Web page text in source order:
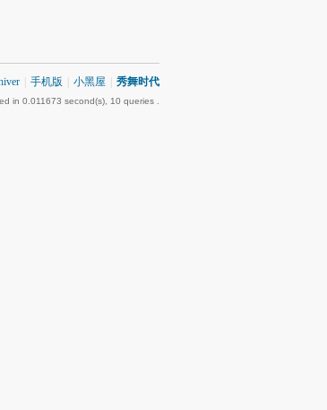
手机版 小黑屋 秀舞时代
in 0.011673 second(s), 10 queries .